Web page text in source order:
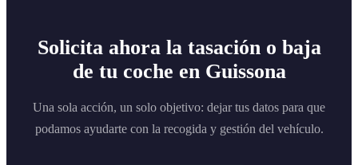
Solicita ahora la tasación o baja
de tu coche en Guissona
Una sola acción, un solo objetivo: dejar tus datos para que
podamos ayudarte con la recogida y gestión del vehículo.